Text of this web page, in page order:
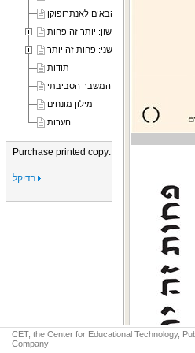
מבוא: ברוכים הבאים לאנתרופוקן
חלק ראשון: יותר זה פחות
חלק שני: פחות זה יותר
תודות
לפתיחת דיון על שורשי המשבר הסביבתי
מילון מונחים
הערות
Purchase printed copy:
CET, the Center for Educational Technology,
Company